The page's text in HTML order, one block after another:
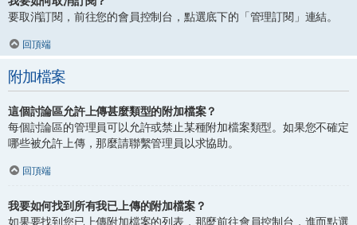
要取消訂閱，前往您的會員控制台，點選底下的「管理訂閱」連結。
回頂端
附加檔案
這個討論區允許上傳甚麼類型的附加檔案？
每個討論區的管理員可以允許或禁止某種附加檔案類型。如果您不確定
哪些被允許上傳，那麼請聯繫管理員以求協助。
回頂端
我要如何找到所有我已上傳的附加檔案？
如果要找到您已上傳附加檔案的列表，那麼前往會員控制台，進而點選